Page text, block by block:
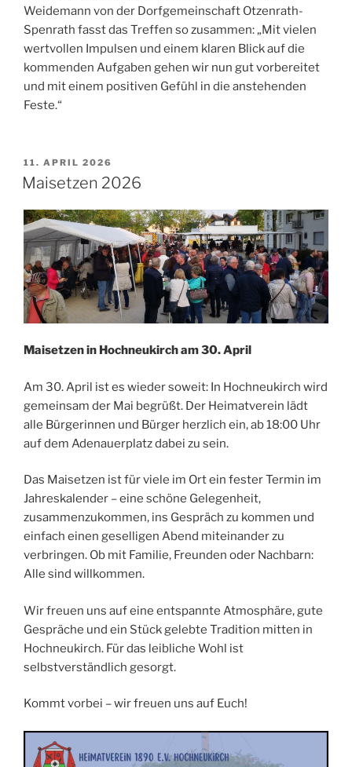
Weidemann von der Dorfgemeinschaft Otzenrath-
Spenrath fasst das Treffen so zusammen: „Mit vielen
wertvollen Impulsen und einem klaren Blick auf die
kommenden Aufgaben gehen wir nun gut vorbereitet
und mit einem positiven Gefühl in die anstehenden
Feste.“
VERÖFFENTLICHT
AM
11. APRIL 2026
Maisetzen 2026
Maisetzen in Hochneukirch am 30. April
Am 30. April ist es wieder soweit: In Hochneukirch wird
gemeinsam der Mai begrüßt. Der Heimatverein lädt
alle Bürgerinnen und Bürger herzlich ein, ab 18:00 Uhr
auf dem Adenauerplatz dabei zu sein.
Das Maisetzen ist für viele im Ort ein fester Termin im
Jahreskalender – eine schöne Gelegenheit,
zusammenzukommen, ins Gespräch zu kommen und
einfach einen geselligen Abend miteinander zu
verbringen. Ob mit Familie, Freunden oder Nachbarn:
Alle sind willkommen.
Wir freuen uns auf eine entspannte Atmosphäre, gute
Gespräche und ein Stück gelebte Tradition mitten in
Hochneukirch. Für das leibliche Wohl ist
selbstverständlich gesorgt.
Kommt vorbei – wir freuen uns auf Euch!